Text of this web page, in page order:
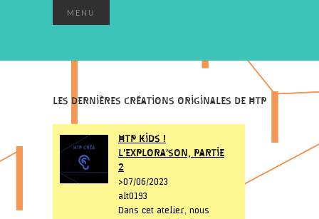
MENU
LES DERNIÈRES CRÉATIONS ORIGINALES DE HTP
HTP KIDS !
L’EXPLORA’SON, PARTIE
2
> 07/06/2023
alt0193
Dans cet atelier, nous